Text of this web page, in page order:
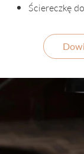
Ściereczkę